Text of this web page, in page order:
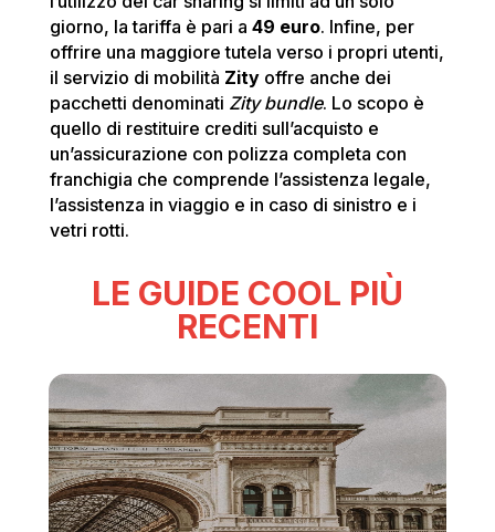
giorno, la tariffa è pari a 49 euro. Infine, per
offrire una maggiore tutela verso i propri utenti,
il servizio di mobilità Zityoffre anche dei
pacchetti denominati Zity bundle. Lo scopo è
quello di restituire crediti sull’acquisto e
un’assicurazione con polizza completa con
franchigia che comprende l’assistenza legale,
l’assistenza in viaggio e in caso di sinistro e i
vetri rotti.
LE GUIDE COOL PIÙ
RECENTI